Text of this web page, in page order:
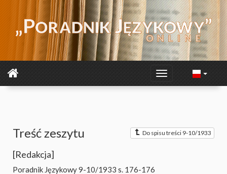
Do spisu treści 9-10/1933
Treść zeszytu
[Redakcja]
Poradnik Językowy 9-10/1933 s. 176-176